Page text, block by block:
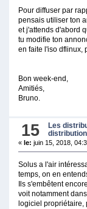
Pour diffuser par
pensais utiliser ton
et j'attends d'abord
tu modifie ton
en faite l'iso dflinux,
Bon week-end,
Amitiés,
Bruno.
15 Les
« le: juin 15, 2018,
Solus a l'air
temps, on en
Ils s'embêtent
voit notamment
logiciel